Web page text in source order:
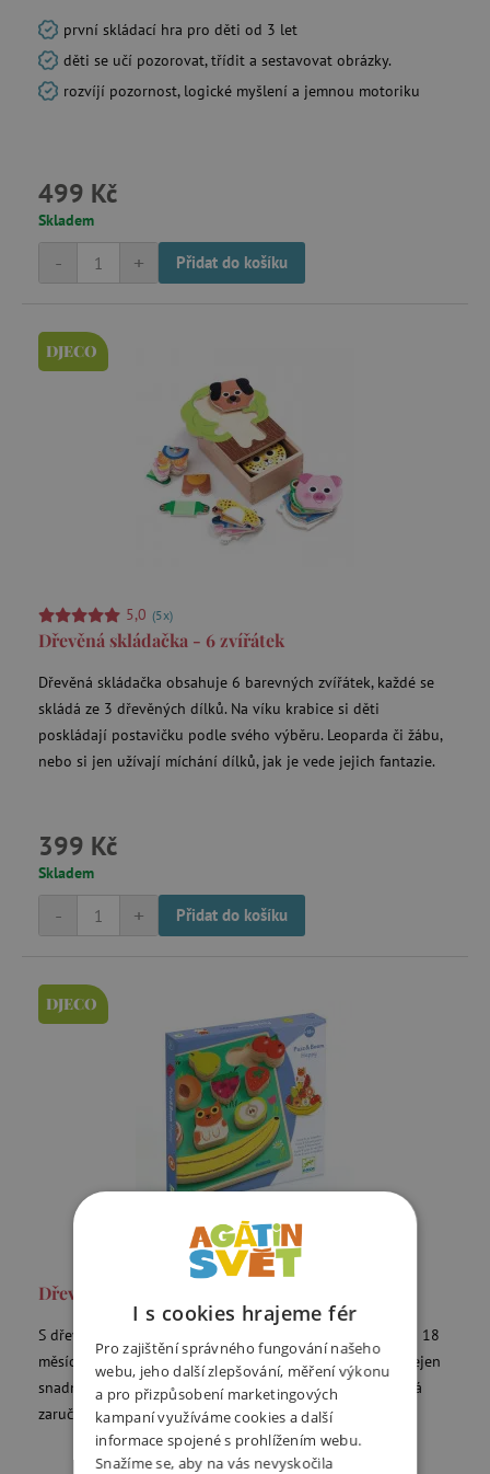
první skládací hra pro děti od 3 let
děti se učí pozorovat, třídit a sestavovat obrázky.
rozvíjí pozornost, logické myšlení a jemnou motoriku
499 Kč
Skladem
+
- Přidat do košíku
DJECO
5,0 (5x)
Dřevěná skládačka - 6 zvířátek
Dřevěná skládačka obsahuje 6 barevných zvířátek, každé se
skládá ze 3 dřevěných dílků. Na víku krabice si děti
poskládají postavičku podle svého výběru. Leoparda či žábu,
nebo si jen užívají míchání dílků, jak je vede jejich fantazie.
399 Kč
Skladem
+
- Přidat do košíku
DJECO
Dřevěná vkládačka a balanční hra - Ovoce
S dřevěnou vkládačkou a balanční hrou 2v1 mají děti od 18
měsíců o zábavu postaráno! Tato jedinečná hra nabízí nejen
snadno sestavitelné puzzle, ale také balanční výzvu, která
zaručeně zaujme každého malého hráče.
I s cookies hrajeme fér
Pro zajištění správného fungování našeho
webu, jeho další zlepšování, měření výkonu
a pro přizpůsobení marketingových
kampaní využíváme cookies a další
informace spojené s prohlížením webu.
Snažíme se, aby na vás nevyskočila